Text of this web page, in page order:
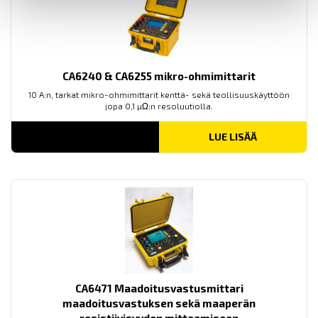
CA6240 & CA6255 mikro-ohmimittarit
10 A:n, tarkat mikro-ohmimittarit kenttä- sekä teollisuuskäyttöön
jopa 0,1 µΩ:n resoluutiolla.
LUE LISÄÄ
CA6471 Maadoitusvastusmittari
maadoitusvastuksen sekä maaperän